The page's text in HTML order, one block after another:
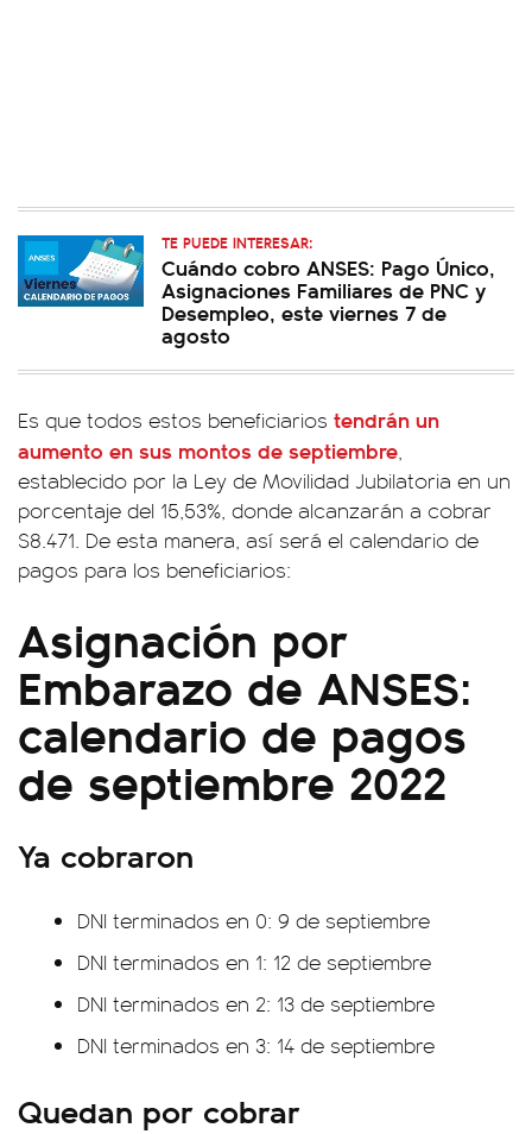
TE PUEDE INTERESAR:
Cuándo cobro ANSES: Pago Único,
Asignaciones Familiares de PNC y
Desempleo, este viernes 7 de
agosto
Es que todos estos beneficiarios tendrán un
aumento en sus montos de septiembre,
establecido por la Ley de Movilidad Jubilatoria en un
porcentaje del 15,53%, donde alcanzarán a cobrar
$8.471. De esta manera, así será el calendario de
pagos para los beneficiarios:
Asignación por
Embarazo de ANSES:
calendario de pagos
de septiembre 2022
Ya cobraron
DNI terminados en 0: 9 de septiembre
DNI terminados en 1: 12 de septiembre
DNI terminados en 2: 13 de septiembre
DNI terminados en 3: 14 de septiembre
Quedan por cobrar